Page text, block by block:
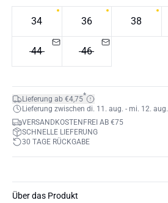
34 36 38
44 46
Lieferung ab €4,75*
Lieferung zwischen di. 11. aug. - mi. 12. aug.
VERSANDKOSTENFREI AB €75
SCHNELLE LIEFERUNG
30 TAGE RÜCKGABE
Über das Produkt